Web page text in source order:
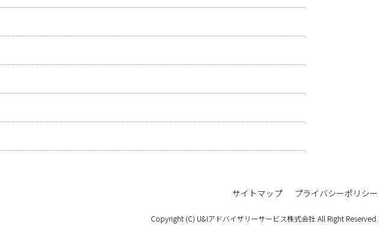
サイトマップ プライバシーポリシー
Copyright (C) U&Iアドバイザリーサービス株式会社 All Right Reserved.